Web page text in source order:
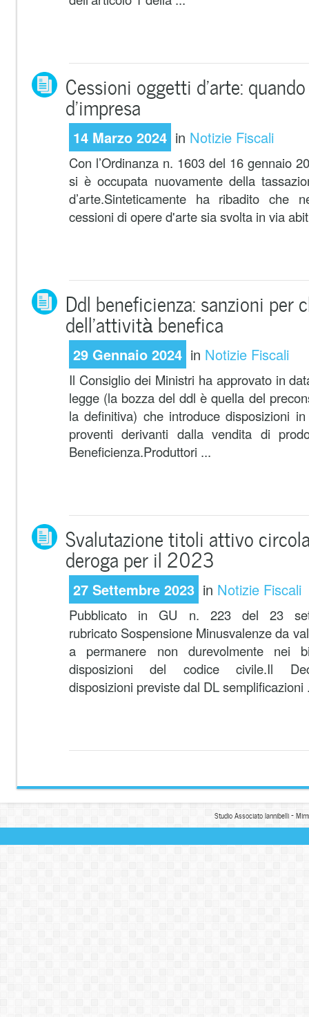
Cessioni oggetti d’arte:
d’impresa
14 Marzo 2024 in Notizie Fiscali
Con l’Ordinanza n. 1603 del 16 gennaio
si è occupata nuovamente della
d’arte.Sinteticamente ha ribadito che
cessioni di opere d'arte sia svolta in via
Ddl beneficienza: sanzioni per
dell’attività benefica
29 Gennaio 2024 in Notizie Fiscali
Il Consiglio dei Ministri ha approvato in
legge (la bozza del ddl è quella del
la definitiva) che introduce disposizioni
proventi derivanti dalla vendita di
Beneficienza.Produttori ...
Svalutazione titoli attivo
deroga per il 2023
27 Settembre 2023 in Notizie Fiscali
Pubblicato in GU n. 223 del 23
rubricato Sospensione Minusvalenze da
a permanere non durevolmente nei
disposizioni del codice civile.Il
disposizioni previste dal DL semplificazioni
Studio Associato Iannibelli -